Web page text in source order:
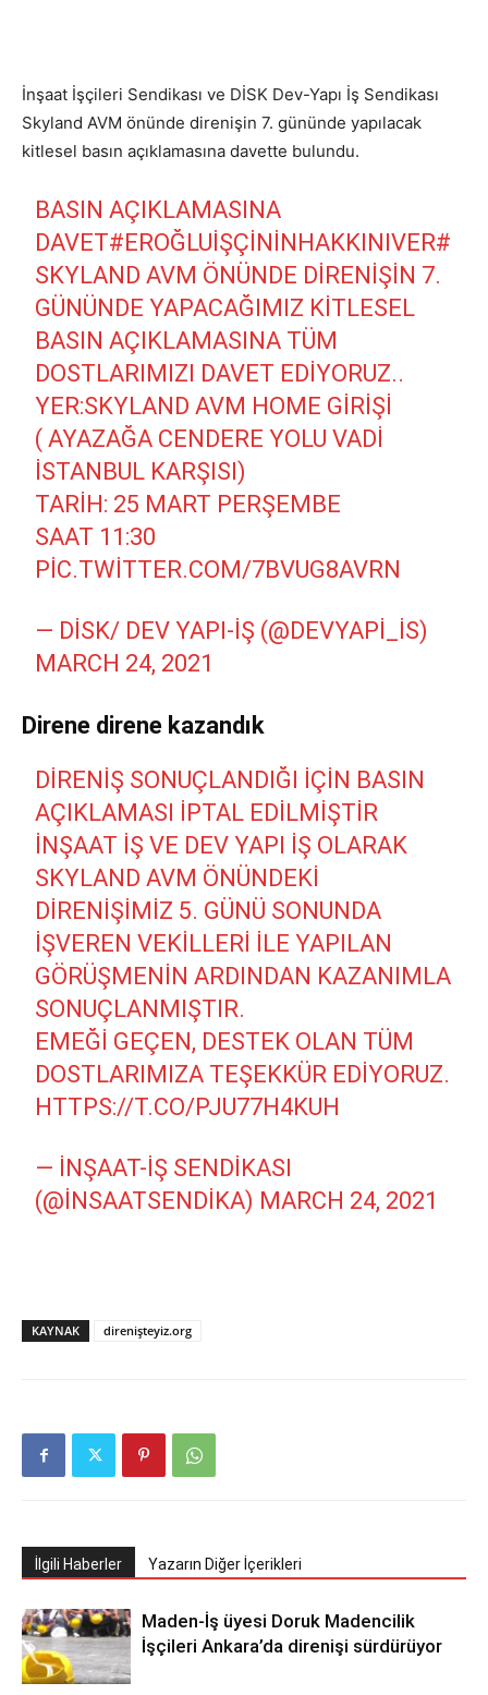
İnşaat İşçileri Sendikası ve DİSK Dev-Yapı İş Sendikası
Skyland AVM önünde direnişin 7. gününde yapılacak
kitlesel basın açıklamasına davette bulundu.
BASIN AÇIKLAMASINA
DAVET#EROĞLUİŞÇININHAKKINIVER#
SKYLAND AVM ÖNÜNDE DIRENIŞIN 7.
GÜNÜNDE YAPACAĞIMIZ KITLESEL
BASIN AÇIKLAMASINA TÜM
DOSTLARIMIZI DAVET EDIYORUZ..
YER:SKYLAND AVM HOME GIRIŞI
( AYAZAĞA CENDERE YOLU VADI
İSTANBUL KARŞISI)
TARIH: 25 MART PERŞEMBE
SAAT 11:30
PIC.TWITTER.COM/7BVUG8AVRN
— DİSK/ DEV YAPI-İŞ (@DEVYAPI_IS)
MARCH 24, 2021
Direne direne kazandık
DIRENIŞ SONUÇLANDIĞI İÇIN BASIN
AÇIKLAMASI İPTAL EDILMIŞTIR
İNŞAAT IŞ VE DEV YAPI IŞ OLARAK
SKYLAND AVM ÖNÜNDEKI
DIRENIŞIMIZ 5. GÜNÜ SONUNDA
İŞVEREN VEKILLERI İLE YAPILAN
GÖRÜŞMENIN ARDINDAN KAZANIMLA
SONUÇLANMIŞTIR.
EMEĞI GEÇEN, DESTEK OLAN TÜM
DOSTLARIMIZA TEŞEKKÜR EDIYORUZ.
HTTPS://T.CO/PJU77H4KUH
— İNŞAAT-İŞ SENDIKASI
(@INSAATSENDIKA) MARCH 24, 2021
KAYNAK direnişteyiz.org
İlgili Haberler Yazarın Diğer İçerikleri
Maden-İş üyesi Doruk Madencilik
İşçileri Ankara’da direnişi sürdürüyor